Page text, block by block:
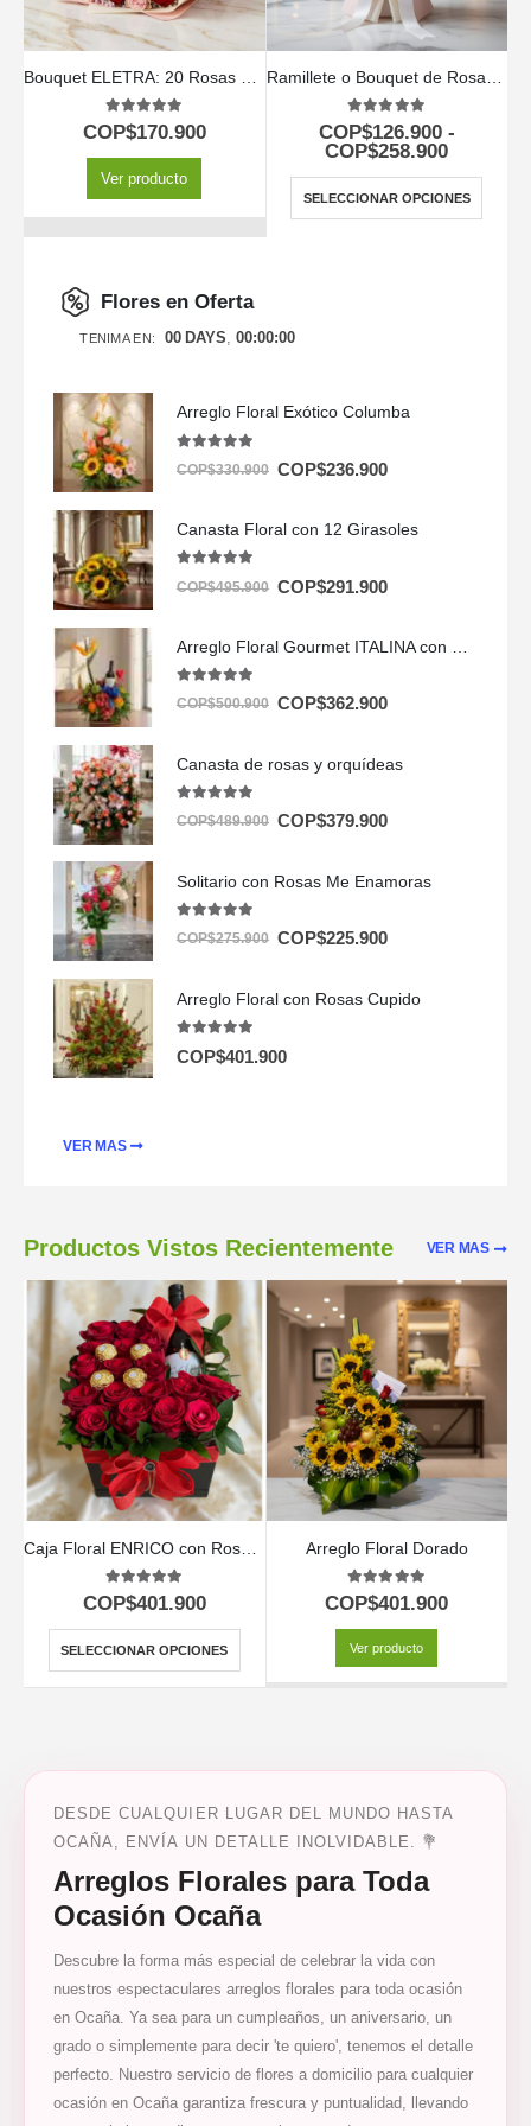
Bouquet ELETRA: 20 Rosas Rojas y Rosadas para Expresar tu Amor 🌹
5.00out of 5
COP$170.900
Ver producto
Ramillete o Bouquet de Rosas Multicolor
5.00out of 5
COP$126.900 -
COP$258.900
SELECCIONAR OPCIONES
Flores en Oferta
TENIMA EN: 00 DAYS 00:00:00
Arreglo Floral Exótico Columba
COP$330.900 COP$236.900
Canasta Floral con 12 Girasoles
COP$495.900 COP$291.900
out of 5
COP$500.900 COP$362.900
Canasta de rosas y orquídeas
out of 5
COP$489.900 COP$379.900
Solitario con Rosas Me Enamoras
out of 5
COP$275.900 COP$225.900
Arreglo Floral con Rosas Cupido
out of 5
COP$401.900
VER MAS
VER MAS
Productos Vistos Recientemente
Caja Floral ENRICO con Rosas, Vino y Chocolates 🍷
5.00out of 5
COP$401.900
SELECCIONAR OPCIONES
Arreglo Floral Dorado
5.00out of 5
COP$401.900
Ver producto
DESDE CUALQUIER LUGAR DEL MUNDO HASTA
OCAÑA, ENVÍA UN DETALLE INOLVIDABLE. 💐
Arreglos Florales para Toda
Ocasión Ocaña
Descubre la forma más especial de celebrar la vida con
nuestros espectaculares arreglos florales para toda ocasión
en Ocaña. Ya sea para un cumpleaños, un aniversario, un
grado o simplemente para decir 'te quiero', tenemos el detalle
perfecto. Nuestro servicio de flores a domicilio para cualquier
ocasión en Ocaña garantiza frescura y puntualidad, llevando